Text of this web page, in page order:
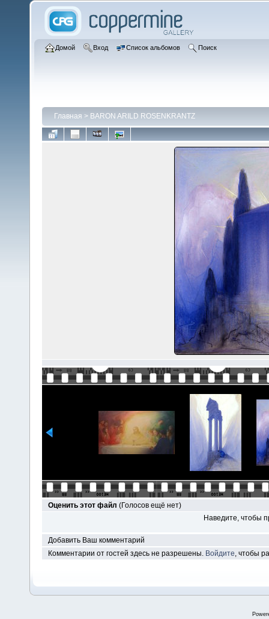
Домой Вход Список альбомов Поиск
Главная > BARON ARILD ROSENKRANTZ
Оценить этот файл (Голосов ещё нет)
Наведите, чтобы
Добавить Ваш комментарий
Комментарии от гостей здесь не разрешены. Войдите, чтобы